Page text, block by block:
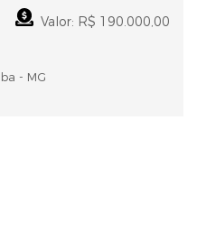
Valor: R$ 190.000,00
- MG